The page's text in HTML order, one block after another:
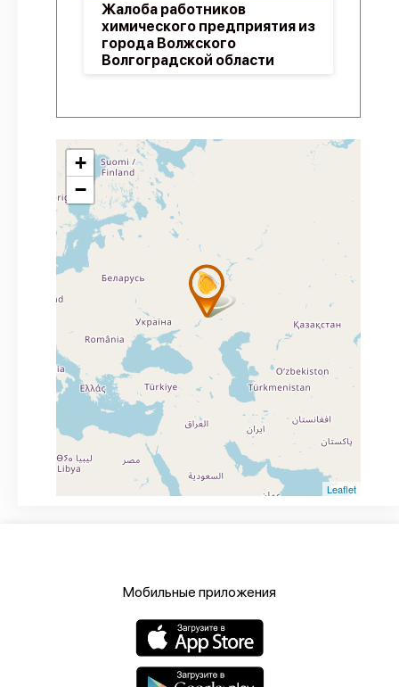
Жалоба работников
химического предприятия из
города Волжского
Волгоградской области
+
−
Leaflet
Мобильные приложения